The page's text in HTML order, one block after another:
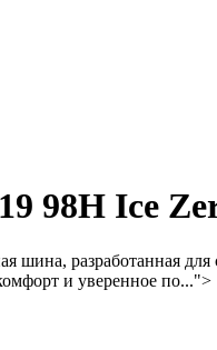
98H Ice
шина, разработанная
и уверенное по...">